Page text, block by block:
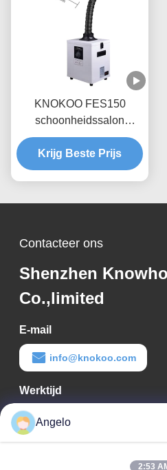
KNOKOO FES150
schoonheidssalon
rookzuiger 150W mobiele
rookreiniger met HEPA
koolstoffilters
Krijg Beste Prijs
Contacteer ons
Shenzhen
Co.,limited
E-mail
info@knokoo.com
Werktijd
08:00-18:00
Ons adres
Angelo
2:53